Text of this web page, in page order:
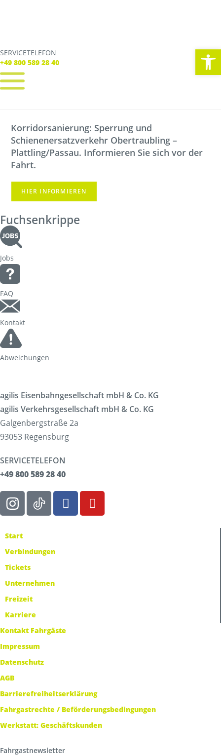
SERVICETELEFON
+49 800 589 28 40
SERVICE TELEFON
+49 800 589 28 40
Verbindungen
Tickets
Freizeit
Service
Unternehmen
Korridorsanierung: Sperrung und
Schienenersatzverkehr Obertraubling –
Plattling/Passau. Informieren Sie sich vor der
Fahrt.
HIER INFORMIEREN
Fuchsenkrippe
Jobs
FAQ
Kontakt
Abweichungen
agilis Eisenbahngesellschaft mbH & Co. KG
agilis Verkehrsgesellschaft mbH & Co. KG
Galgenbergstraße 2a
93053 Regensburg
SERVICETELEFON
+49 800 589 28 40
Start
Verbindungen
Tickets
Unternehmen
Freizeit
Karriere
Kontakt Fahrgäste
Impressum
Datenschutz
AGB
Barrierefreiheitserklärung
Fahrgastrechte / Beförderungsbedingungen
Werkstatt: Geschäftskunden
Fahrgastnewsletter